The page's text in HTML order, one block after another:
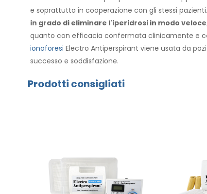
e soprattutto in cooperazione con gli stessi
in grado di eliminare l'iperidrosi in modo
quanto con efficacia confermata clinicamente e
ionoforesi Electro Antiperspirant viene usata da
successo e soddisfazione.
Prodotti consigliati